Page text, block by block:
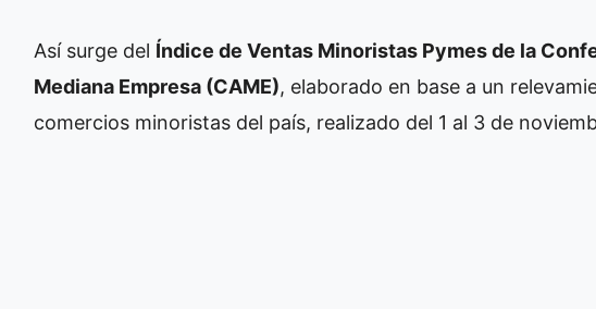
Así surge del Índice de Ventas Minoristas Pymes de la
Mediana Empresa (CAME), elaborado en base a un
comercios minoristas del país, realizado del 1 al 3 de